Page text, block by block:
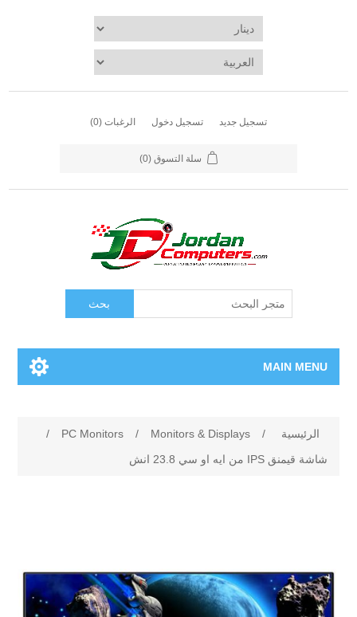
تسجيل جديد تسجيل دخول الرغبات (0)
سلة التسوق (0)
بحث
MAIN MENU
المنتجات الجديدة
تسوق وفق الماركة
الرئيسية /
Monitors & Displays
/
PC Monitors
/
شاشة قيمنق IPS من ايه او سي 23.8 انش